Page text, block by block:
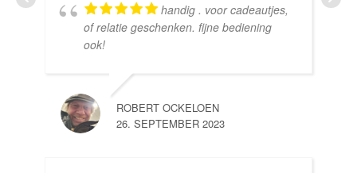
handig . voor cadeautjes,
of relatie geschenken. fijne bediening
ook!
ROBERT OCKELOEN
26. SEPTEMBER 2023